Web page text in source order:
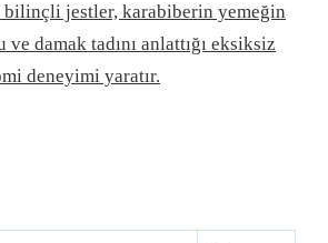
bilinçli jestler, karabiberin yemeğin
damak tadını anlattığı eksiksiz
deneyimi yaratır.